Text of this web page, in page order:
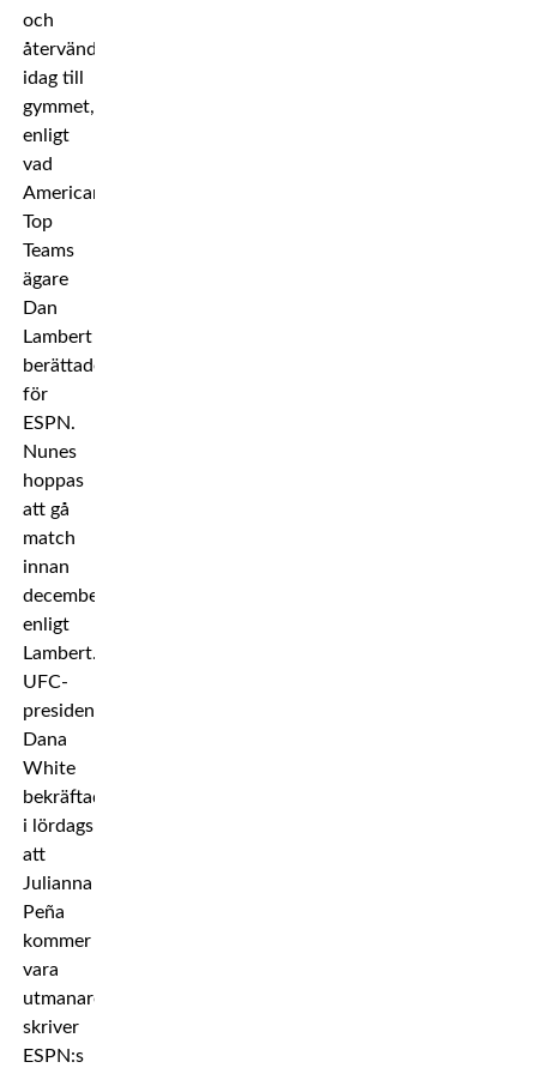
och
återvände
idag till
gymmet,
enligt
vad
American
Top
Teams
ägare
Dan
Lambert
berättade
för
ESPN.
Nunes
hoppas
att gå
match
innan
december
enligt
Lambert.
UFC-
presidenten
Dana
White
bekräftade
i lördags
att
Julianna
Peña
kommer
vara
utmanaren,
skriver
ESPN:s